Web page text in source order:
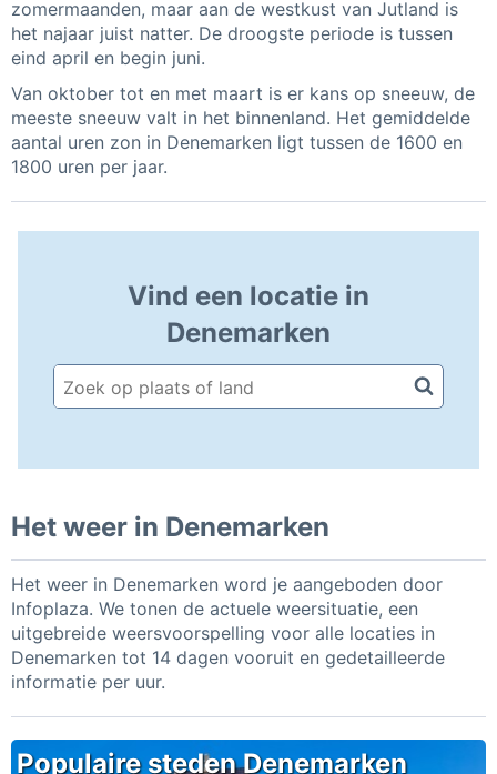
zomermaanden, maar aan de westkust van Jutland is
het najaar juist natter. De droogste periode is tussen
eind april en begin juni.
Van oktober tot en met maart is er kans op sneeuw, de
meeste sneeuw valt in het binnenland. Het gemiddelde
aantal uren zon in Denemarken ligt tussen de 1600 en
1800 uren per jaar.
Vind een locatie in
Denemarken
Het weer in Denemarken
Het weer in Denemarken word je aangeboden door
Infoplaza. We tonen de actuele weersituatie, een
uitgebreide weersvoorspelling voor alle locaties in
Denemarken tot 14 dagen vooruit en gedetailleerde
informatie per uur.
Populaire steden Denemarken